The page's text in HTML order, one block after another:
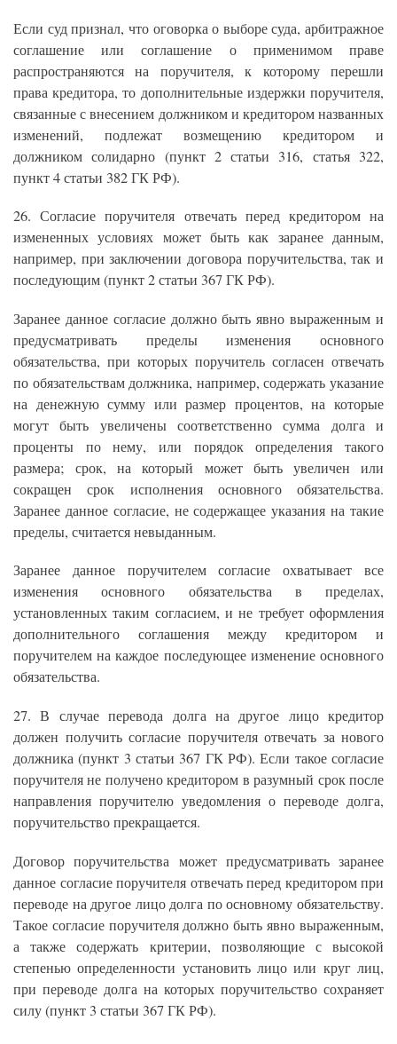
Если суд признал, что оговорка о выборе суда, арбитражное
соглашение или соглашение о применимом праве
распространяются на поручителя, к которому перешли
права кредитора, то дополнительные издержки поручителя,
связанные с внесением должником и кредитором названных
изменений, подлежат возмещению кредитором и
должником солидарно (пункт 2 статьи 316, статья 322,
пункт 4 статьи 382 ГК РФ).
26. Согласие поручителя отвечать перед кредитором на
измененных условиях может быть как заранее данным,
например, при заключении договора поручительства, так и
последующим (пункт 2 статьи 367 ГК РФ).
Заранее данное согласие должно быть явно выраженным и
предусматривать пределы изменения основного
обязательства, при которых поручитель согласен отвечать
по обязательствам должника, например, содержать указание
на денежную сумму или размер процентов, на которые
могут быть увеличены соответственно сумма долга и
проценты по нему, или порядок определения такого
размера; срок, на который может быть увеличен или
сокращен срок исполнения основного обязательства.
Заранее данное согласие, не содержащее указания на такие
пределы, считается невыданным.
Заранее данное поручителем согласие охватывает все
изменения основного обязательства в пределах,
установленных таким согласием, и не требует оформления
дополнительного соглашения между кредитором и
поручителем на каждое последующее изменение основного
обязательства.
27. В случае перевода долга на другое лицо кредитор
должен получить согласие поручителя отвечать за нового
должника (пункт 3 статьи 367 ГК РФ). Если такое согласие
поручителя не получено кредитором в разумный срок после
направления поручителю уведомления о переводе долга,
поручительство прекращается.
Договор поручительства может предусматривать заранее
данное согласие поручителя отвечать перед кредитором при
переводе на другое лицо долга по основному обязательству.
Такое согласие поручителя должно быть явно выраженным,
а также содержать критерии, позволяющие с высокой
степенью определенности установить лицо или круг лиц,
при переводе долга на которых поручительство сохраняет
силу (пункт 3 статьи 367 ГК РФ).